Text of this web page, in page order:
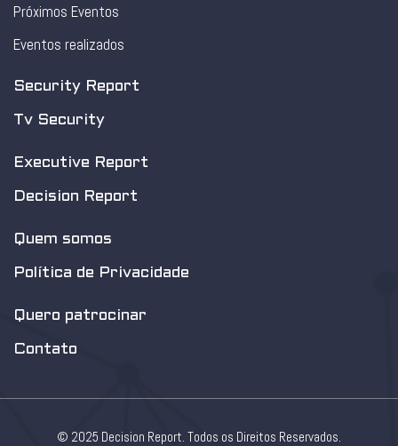
Próximos Eventos
Eventos realizados
Security Report
Tv Security
Executive Report
Decision Report
Quem somos
Política de Privacidade
Quero patrocinar
Contato
© 2025 Decision Report. Todos os Direitos Reservados.